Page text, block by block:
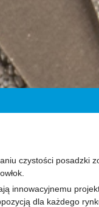
czystości posadzki
innowacyjnemu
dla każdego